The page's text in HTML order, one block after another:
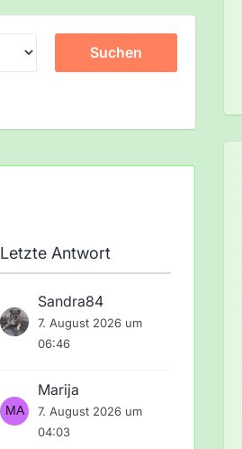
Suchen
Letzte Antwort
Sandra84
7. August 2026 um
06:46
Marija
7. August 2026 um
04:03